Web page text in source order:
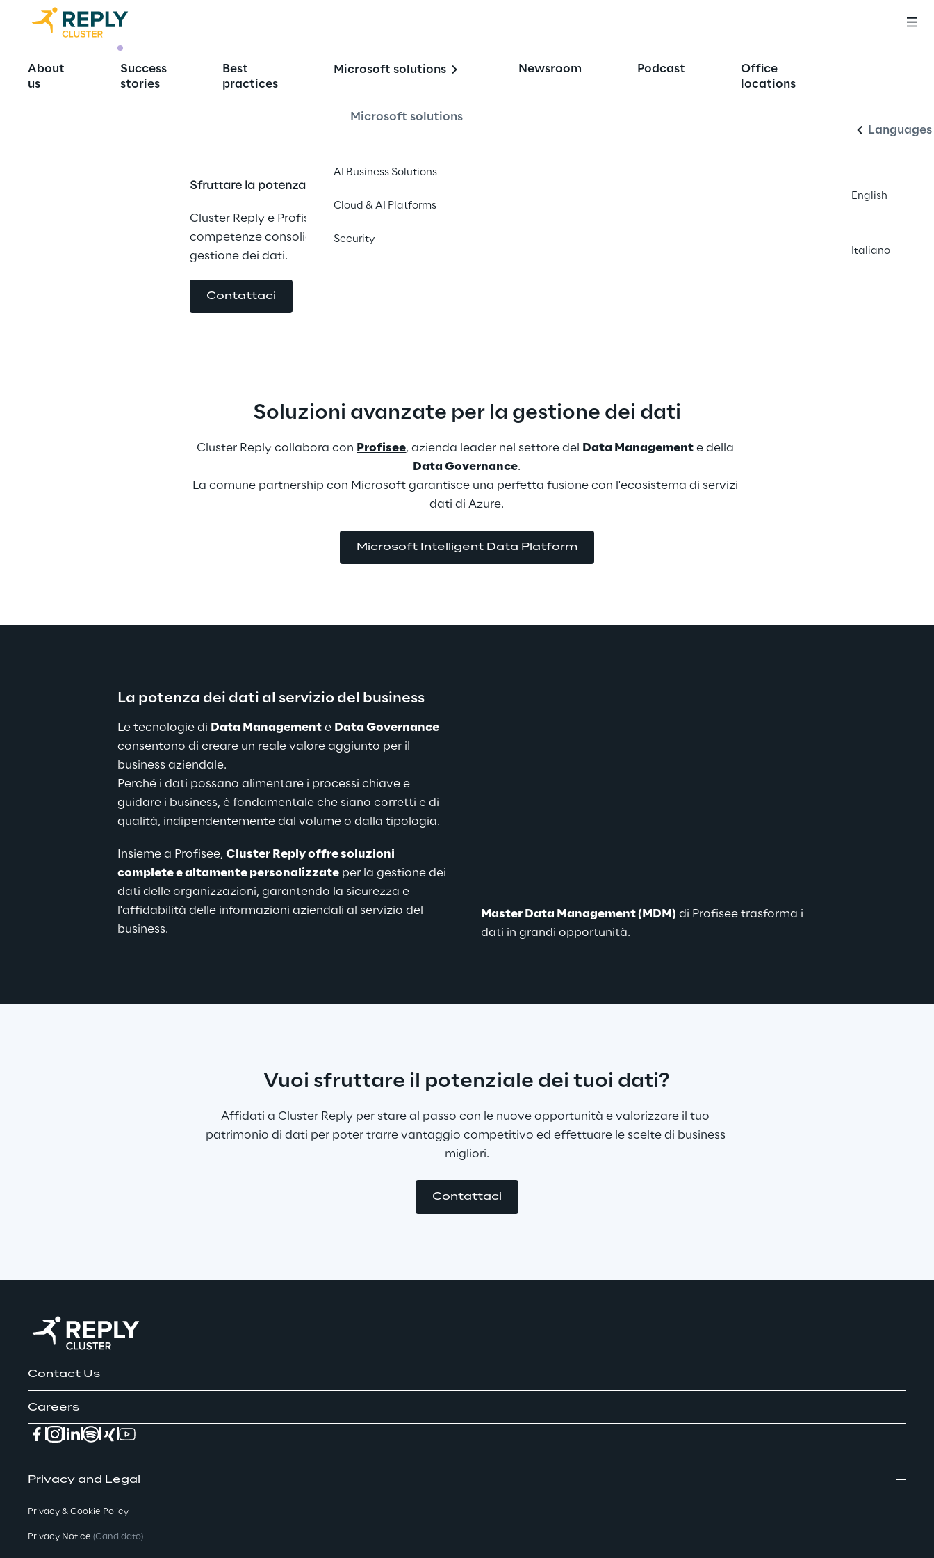
About
us
Success
stories
Best
practices
Microsoft solutions
Microsoft solutions
AI Business Solutions
Cloud & AI Platforms
Security
Newsroom Podcast
Office
locations
Languages
English
Italiano
Cluster Reply collabora in
partnership con Profisee
Sfruttare la potenza dei dati nelle aziende.
Cluster Reply e Profisee offrono ai clienti
competenze consolidate e una suite completa per la
gestione dei dati.
Contattaci
Soluzioni avanzate per la gestione dei dati
Cluster Reply collabora con Profisee, azienda leader nel settore del Data Management e della
Data Governance.
La comune partnership con Microsoft garantisce una perfetta fusione con l'ecosistema di servizi
dati di Azure.
Microsoft Intelligent Data Platform
La potenza dei dati al servizio del business
Le tecnologie di Data Management e Data Governance
consentono di creare un reale valore aggiunto per il
business aziendale.
Perché i dati possano alimentare i processi chiave e
guidare i business, è fondamentale che siano corretti e di
qualità, indipendentemente dal volume o dalla tipologia.
Insieme a Profisee, Cluster Reply offre soluzioni
complete e altamente personalizzate per la gestione dei
dati delle organizzazioni, garantendo la sicurezza e
l'affidabilità delle informazioni aziendali al servizio del
business.
Master Data Management (MDM) di Profisee trasforma i
dati in grandi opportunità.
Vuoi sfruttare il potenziale dei tuoi dati?​
Affidati a Cluster Reply per stare al passo con le nuove opportunità e valorizzare il tuo
patrimonio di dati per poter trarre vantaggio competitivo ed effettuare le scelte di business
migliori.​
Contattaci
Contact Us
Careers
Privacy and Legal
Privacy & Cookie Policy
Privacy Notice (Candidato)